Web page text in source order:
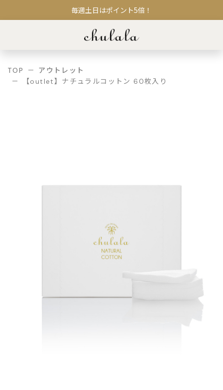
毎週土日はポイント5倍！
TOP
アウトレット
【outlet】ナチュラルコットン 60枚入り